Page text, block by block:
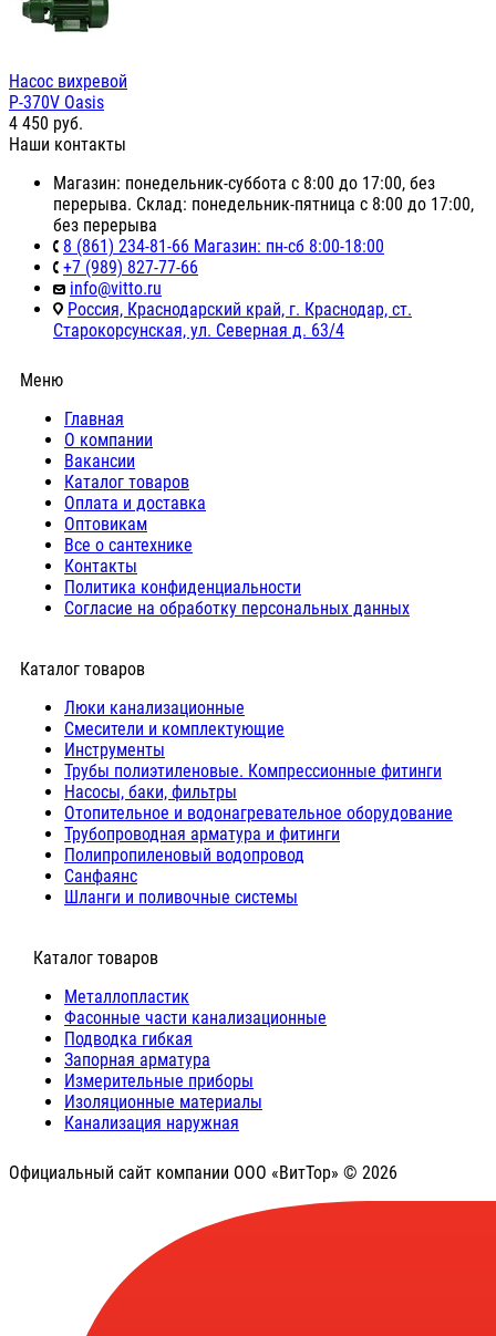
Насос вихревой
P-370V Oasis
4 450 руб.
Наши контакты
Магазин: понедельник-суббота с 8:00 до 17:00, без
перерыва. Склад: понедельник-пятница с 8:00 до 17:00,
без перерыва
8 (861) 234-81-66 Магазин: пн-сб 8:00-18:00
+7 (989) 827-77-66
info@vitto.ru
Россия, Краснодарский край, г. Краснодар, ст.
Старокорсунская, ул. Северная д. 63/4
Меню
Главная
О компании
Вакансии
Каталог товаров
Оплата и доставка
Оптовикам
Все о сантехнике
Контакты
Политика конфиденциальности
Согласие на обработку персональных данных
Каталог товаров
Люки канализационные
Cмесители и комплектующие
Инструменты
Трубы полиэтиленовые. Компрессионные фитинги
Насосы, баки, фильтры
Отопительное и водонагревательное оборудование
Трубопроводная арматура и фитинги
Полипропиленовый водопровод
Санфаянс
Шланги и поливочные системы
⠀Каталог товаров
Металлопластик
Фасонные части канализационные
Подводка гибкая
Запорная арматура
Измерительные приборы
Изоляционные материалы
Канализация наружная
Официальный сайт компании ООО «ВитТор» © 2026